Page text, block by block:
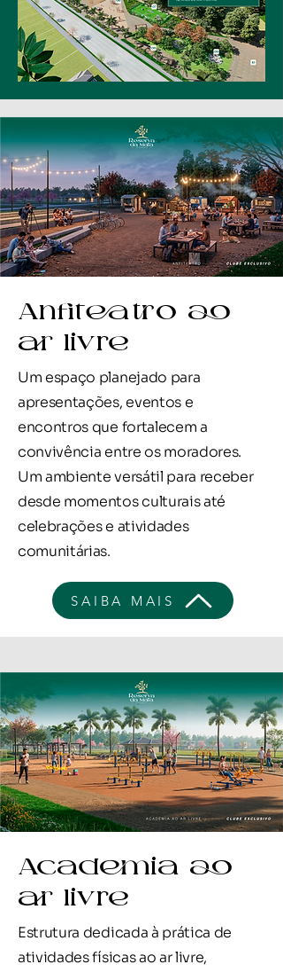
Anfiteatro ao
ar livre
Um espaço planejado para
apresentações, eventos e
encontros que fortalecem a
convivência entre os moradores.
Um ambiente versátil para receber
desde momentos culturais até
celebrações e atividades
comunitárias.
SAIBA MAIS
Academia ao
ar livre
Estrutura dedicada à prática de
atividades físicas ao ar livre,